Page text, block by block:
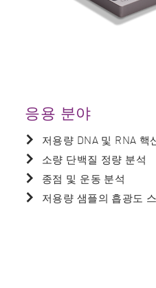
응용 분야
저용량 DNA 및 RNA 핵
소량 단백질 정량 분석
종점 및 운동 분석
저용량 샘플의 흡광도